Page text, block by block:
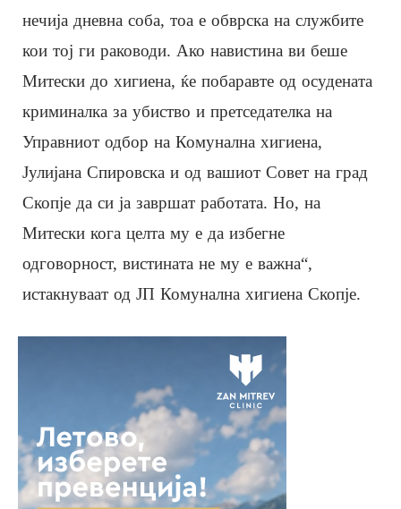
нечија дневна соба, тоа е обврска на службите
кои тој ги раководи. Ако навистина ви беше
Митески до хигиена, ќе побаравте од осудената
криминалка за убиство и претседателка на
Управниот одбор на Комунална хигиена,
Јулијана Спировска и од вашиот Совет на град
Скопје да си ја завршат работата. Но, на
Митески кога целта му е да избегне
одговорност, вистината не му е важна“,
истакнуваат од ЈП Комунална хигиена Скопје.